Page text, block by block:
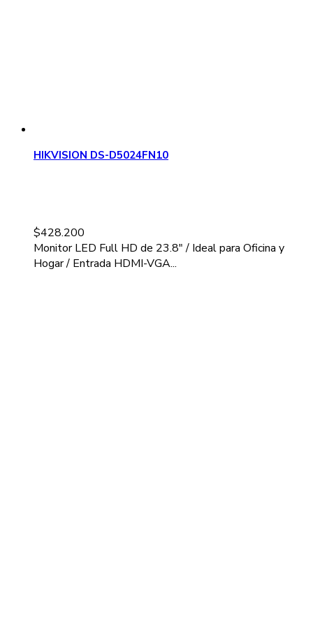
HIKVISION DS-D5024FN10
$428.200
Monitor LED Full HD de 23.8" / Ideal para Oficina y
Hogar / Entrada HDMI-VGA...